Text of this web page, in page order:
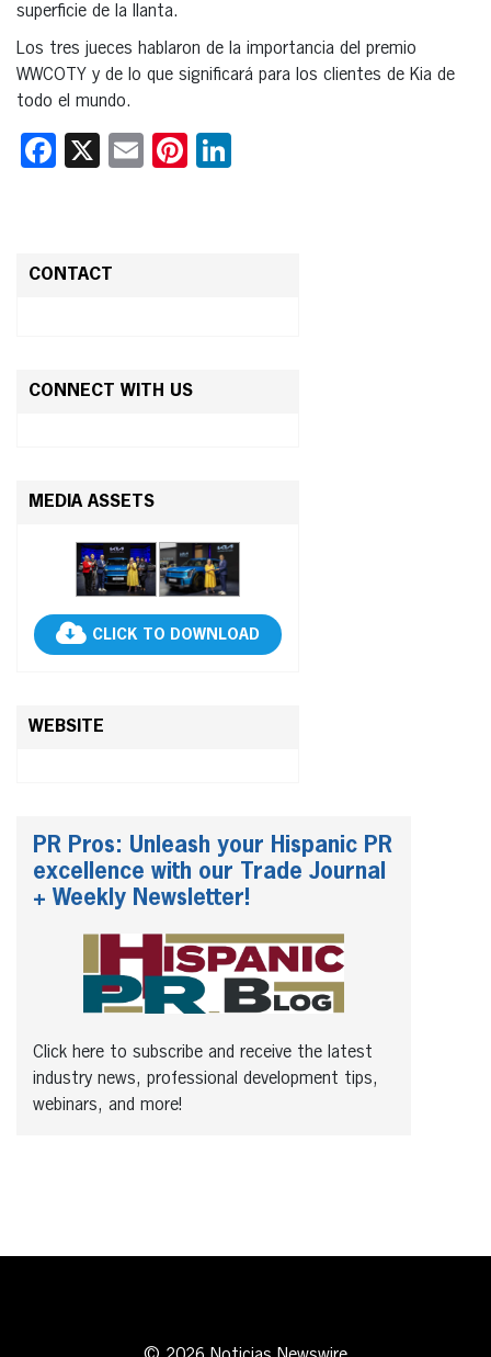
superficie de la llanta.
Los tres jueces hablaron de la importancia del premio
WWCOTY y de lo que significará para los clientes de Kia de
todo el mundo.
Facebook
X EmailPinterest
CONTACT
CONNECT WITH US
MEDIA ASSETS
CLICK TO DOWNLOAD
WEBSITE
PR Pros: Unleash your Hispanic PR
excellence with our Trade Journal
+ Weekly Newsletter!
Click here to subscribe and receive the latest
industry news, professional development tips,
webinars, and more!